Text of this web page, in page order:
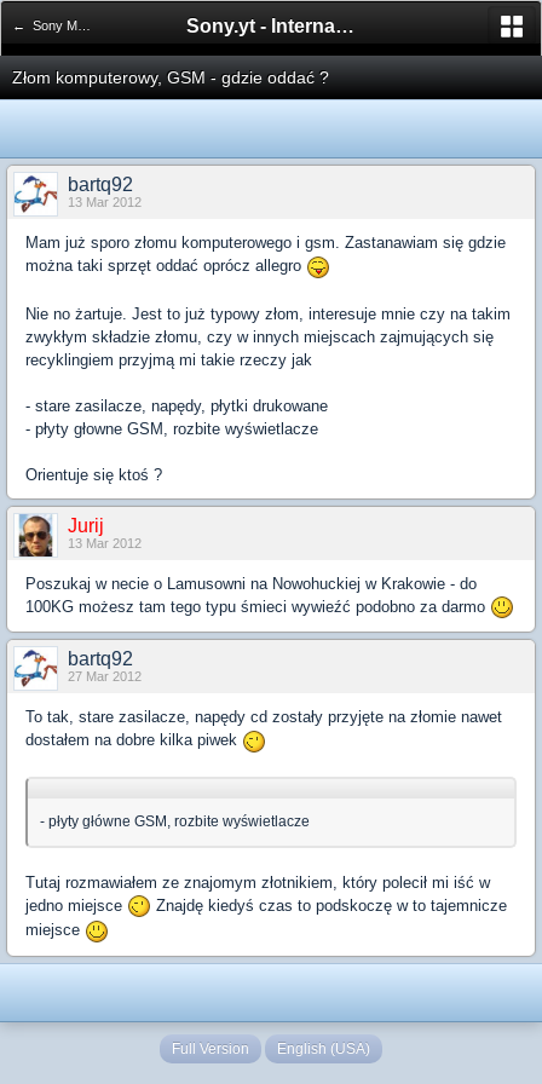
← Sony Mobile Sony.yt - International Sony Forum
Złom komputerowy, GSM - gdzie oddać ?
bartq92
13 Mar 2012
Mam już sporo złomu komputerowego i gsm. Zastanawiam się gdzie
można taki sprzęt oddać oprócz allegro
Nie no żartuje. Jest to już typowy złom, interesuje mnie czy na takim
zwykłym składzie złomu, czy w innych miejscach zajmujących się
recyklingiem przyjmą mi takie rzeczy jak
- stare zasilacze, napędy, płytki drukowane
- płyty głowne GSM, rozbite wyświetlacze
Orientuje się ktoś ?
Jurij
13 Mar 2012
Poszukaj w necie o Lamusowni na Nowohuckiej w Krakowie - do
100KG możesz tam tego typu śmieci wywieźć podobno za darmo
bartq92
27 Mar 2012
To tak, stare zasilacze, napędy cd zostały przyjęte na złomie nawet
dostałem na dobre kilka piwek
- płyty główne GSM, rozbite wyświetlacze
Tutaj rozmawiałem ze znajomym złotnikiem, który polecił mi iść w
jedno miejsce
Znajdę kiedyś czas to podskoczę w to tajemnicze
miejsce
Full Version English (USA)